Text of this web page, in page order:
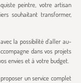
peintre, votre artisan
souhaitant transformer,
la possibilité d’aller au-
dans vos projets
envies et à votre budget.
un service complet